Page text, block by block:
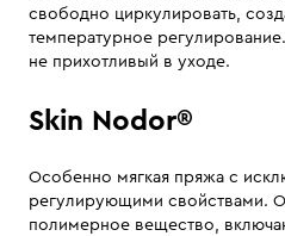
свободно циркулировать,
температурное
не прихотливый в уходе.
Skin Nodor®
Особенно мягкая пряжа с
регулирующими свойствами.
полимерное вещество,